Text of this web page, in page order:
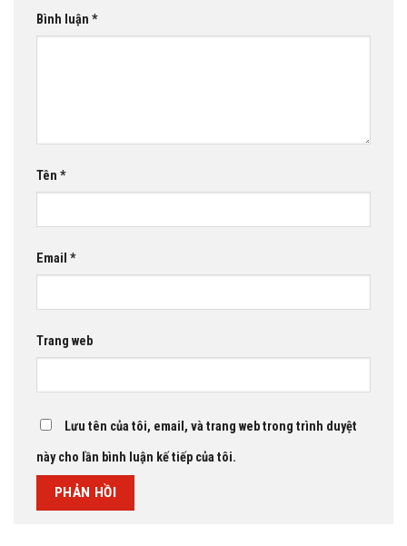
Bình luận *
Tên *
Email *
Trang web
Lưu tên của tôi, email, và trang web trong trình duyệt
này cho lần bình luận kế tiếp của tôi.